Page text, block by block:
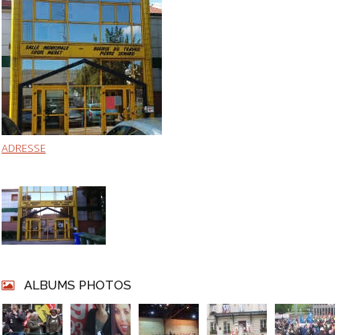
ADRESSE
ALBUMS PHOTOS